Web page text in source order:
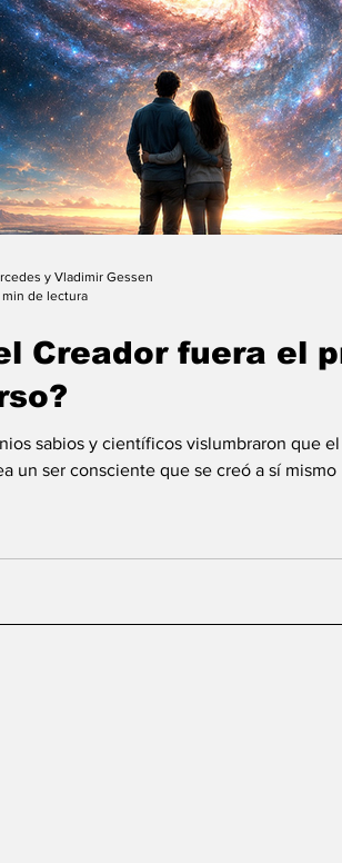
Creador fuera el
sabios y científicos vislumbraron que
un ser consciente que se creó a sí mismo
y Vladimir Gessen
min de lectura